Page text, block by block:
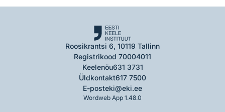
Roosikrantsi 6, 10119 Tallinn
Registrikood 70004011
Keelenõu631 3731
Üldkontakt617 7500
E-posteki@eki.ee
Wordweb App 1.48.0